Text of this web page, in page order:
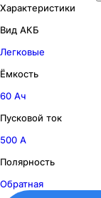
Характеристики
Вид АКБ
Легковые
Ёмкость
60 Ач
Пусковой ток
500 А
Полярность
Обратная